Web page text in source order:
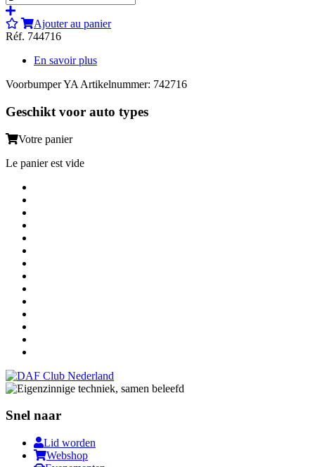
Ajouter au panier
Réf. 744716
En savoir plus
Voorbumper YA Artikelnummer: 742716
Geschikt voor auto types
Votre panier
Le panier est vide
Snel naar
Lid worden
Webshop